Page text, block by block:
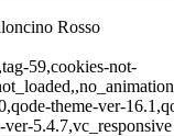
Rosso
59,cookies-not-
theme-ver-
5.4.7,vc_responsive